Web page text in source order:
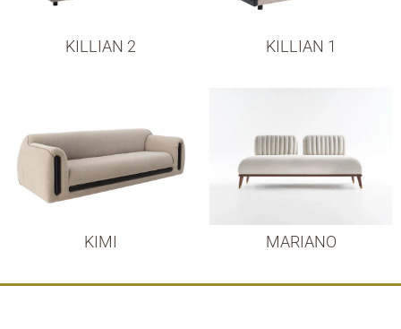
KILLIAN 2 KILLIAN 1
KIMI MARIANO